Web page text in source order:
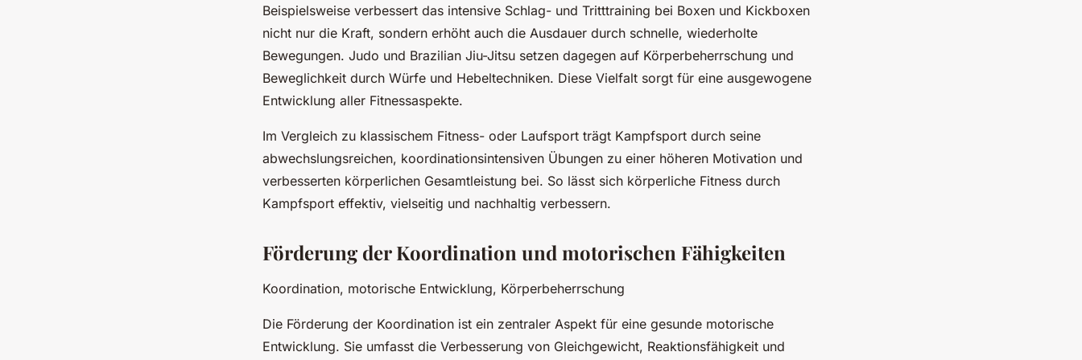
Beispielsweise verbessert das intensive Schlag- und Tritttraining bei Boxen und Kickboxen
nicht nur die Kraft, sondern erhöht auch die Ausdauer durch schnelle, wiederholte
Bewegungen. Judo und Brazilian Jiu-Jitsu setzen dagegen auf Körperbeherrschung und
Beweglichkeit durch Würfe und Hebeltechniken. Diese Vielfalt sorgt für eine ausgewogene
Entwicklung aller Fitnessaspekte.
Im Vergleich zu klassischem Fitness- oder Laufsport trägt Kampfsport durch seine
abwechslungsreichen, koordinationsintensiven Übungen zu einer höheren Motivation und
verbesserten körperlichen Gesamtleistung bei. So lässt sich körperliche Fitness durch
Kampfsport effektiv, vielseitig und nachhaltig verbessern.
Förderung der Koordination und motorischen Fähigkeiten
Koordination, motorische Entwicklung, Körperbeherrschung
Die Förderung der Koordination ist ein zentraler Aspekt für eine gesunde motorische
Entwicklung. Sie umfasst die Verbesserung von Gleichgewicht, Reaktionsfähigkeit und